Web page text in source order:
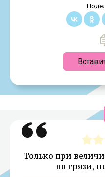
Только при
по грязи,